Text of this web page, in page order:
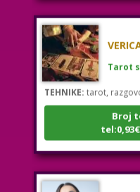
TEHNIKE:tarot,
Broj